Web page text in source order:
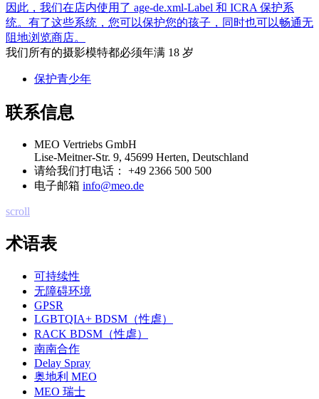
因此，我们在店内使用了 age-de.xml-Label 和 ICRA 保护系
统。有了这些系统，您可以保护您的孩子，同时也可以畅通无
阻地浏览商店。
我们所有的摄影模特都必须年满 18 岁
保护青少年
联系信息
MEO Vertriebs GmbH
Lise-Meitner-Str. 9, 45699 Herten, Deutschland
请给我们打电话： +49 2366 500 500
电子邮箱 info@meo.de
scroll
术语表
可持续性
无障碍环境
GPSR
LGBTQIA+ BDSM（性虐）
RACK BDSM（性虐）
南南合作
Delay Spray
奥地利 MEO
MEO 瑞士